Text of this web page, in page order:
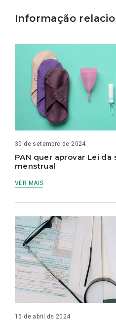
Informação
30 de setembro de 2024
PAN quer aprovar Lei da
menstrual
VER MAIS
15 de abril de 2024